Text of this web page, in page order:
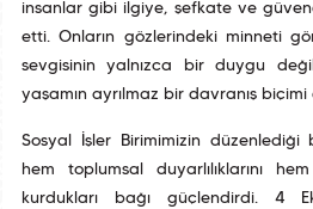
insanlar gibi ilgiye, şefkate ve
etti. Onların gözlerindeki minneti
sevgisinin yalnızca bir duygu
yaşamın ayrılmaz bir davranış
Sosyal İşler Birimimizin düzenlediği
hem toplumsal duyarlılıklarını
kurdukları bağı güçlendirdi. 4